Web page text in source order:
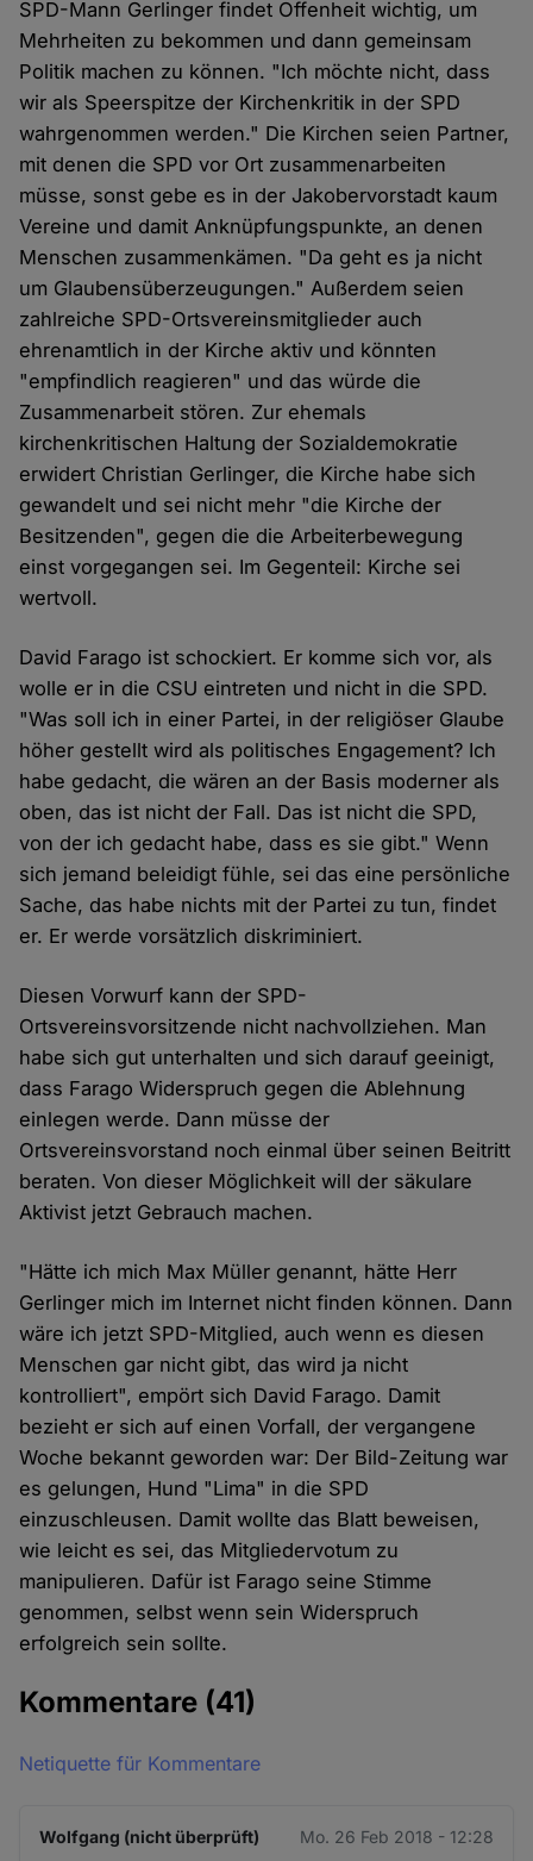
SPD-Mann Gerlinger findet Offenheit wichtig, um
Mehrheiten zu bekommen und dann gemeinsam
Politik machen zu können. "Ich möchte nicht, dass
wir als Speerspitze der Kirchenkritik in der SPD
wahrgenommen werden." Die Kirchen seien Partner,
mit denen die SPD vor Ort zusammenarbeiten
müsse, sonst gebe es in der Jakobervorstadt kaum
Vereine und damit Anknüpfungspunkte, an denen
Menschen zusammenkämen. "Da geht es ja nicht
um Glaubensüberzeugungen." Außerdem seien
zahlreiche SPD-Ortsvereinsmitglieder auch
ehrenamtlich in der Kirche aktiv und könnten
"empfindlich reagieren" und das würde die
Zusammenarbeit stören. Zur ehemals
kirchenkritischen Haltung der Sozialdemokratie
erwidert Christian Gerlinger, die Kirche habe sich
gewandelt und sei nicht mehr "die Kirche der
Besitzenden", gegen die die Arbeiterbewegung
einst vorgegangen sei. Im Gegenteil: Kirche sei
wertvoll.
David Farago ist schockiert. Er komme sich vor, als
wolle er in die CSU eintreten und nicht in die SPD.
"Was soll ich in einer Partei, in der religiöser Glaube
höher gestellt wird als politisches Engagement? Ich
habe gedacht, die wären an der Basis moderner als
oben, das ist nicht der Fall. Das ist nicht die SPD,
von der ich gedacht habe, dass es sie gibt." Wenn
sich jemand beleidigt fühle, sei das eine persönliche
Sache, das habe nichts mit der Partei zu tun, findet
er. Er werde vorsätzlich diskriminiert.
Diesen Vorwurf kann der SPD-
Ortsvereinsvorsitzende nicht nachvollziehen. Man
habe sich gut unterhalten und sich darauf geeinigt,
dass Farago Widerspruch gegen die Ablehnung
einlegen werde. Dann müsse der
Ortsvereinsvorstand noch einmal über seinen Beitritt
beraten. Von dieser Möglichkeit will der säkulare
Aktivist jetzt Gebrauch machen.
"Hätte ich mich Max Müller genannt, hätte Herr
Gerlinger mich im Internet nicht finden können. Dann
wäre ich jetzt SPD-Mitglied, auch wenn es diesen
Menschen gar nicht gibt, das wird ja nicht
kontrolliert", empört sich David Farago. Damit
bezieht er sich auf einen Vorfall, der vergangene
Woche bekannt geworden war: Der Bild-Zeitung war
es gelungen, Hund "Lima" in die SPD
einzuschleusen. Damit wollte das Blatt beweisen,
wie leicht es sei, das Mitgliedervotum zu
manipulieren. Dafür ist Farago seine Stimme
genommen, selbst wenn sein Widerspruch
erfolgreich sein sollte.
Kommentare (41)
Netiquette für Kommentare
Wolfgang (nicht überprüft) Mo. 26 Feb 2018 - 12:28